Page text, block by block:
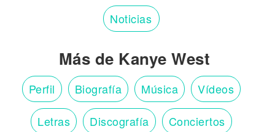
Noticias
Más de Kanye West
Perfil Biografía Música Vídeos
Letras Discografía Conciertos